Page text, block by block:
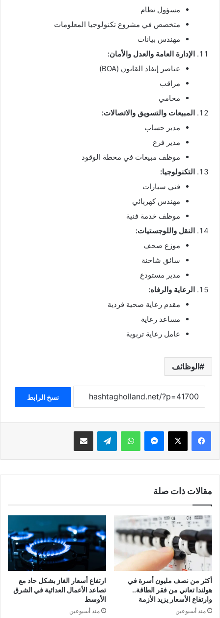
مسؤول نظام
متخصص في مشروع تكنولوجيا المعلومات
مهندس بيانات
الإدارة العامة والعدل والأمان:
عناصر إنفاذ القانون (BOA)
مراقب
محامي
المبيعات والتسويق والاتصالات:
مدير حساب
مدير فرع
موظف مبيعات في محطة الوقود
التكنولوجيا:
فني سيارات
مهندس كهربائي
موظف خدمة فنية
النقل واللوجستيات:
موزع صحف
سائق شاحنة
مدير مستودع
الرعاية والرفاه:
مقدم رعاية صحية فردية
مساعد رعاية
عامل رعاية تربوية
الوظائف
نسخ الرابط
فيسبوك ‫X ماسنجر واتساب تيلقرام مشاركة عبر البريد
مقالات ذات صلة
أكثر من نصف مليون أسرة في
هولندا تعاني من فقر الطاقة..
وارتفاع الأسعار يزيد الأزمة
منذ أسبوعين
ارتفاع أسعار الغاز بشكل حاد مع
تصاعد الأعمال العدائية في الشرق
الأوسط
منذ أسبوعين